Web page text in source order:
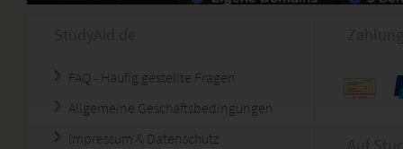
FAQ - Häufig gestellte Fragen
Allgemeine Geschäftsbedingungen
Impressum & Datenschutz